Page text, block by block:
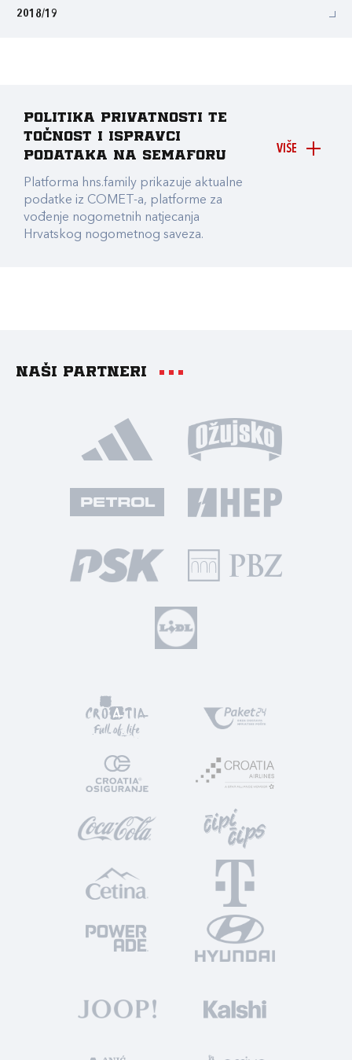
2018/19
VIŠE
Politika privatnosti te
točnost i ispravci
podataka na Semaforu
Platforma hns.family prikazuje aktualne
podatke iz COMET-a, platforme za
vođenje nogometnih natjecanja
Hrvatskog nogometnog saveza.
Naši partneri